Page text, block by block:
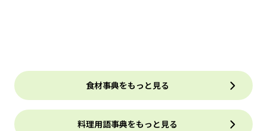
食材事典をもっと見る
料理用語事典をもっと見る